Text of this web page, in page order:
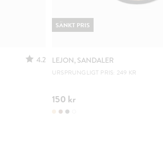
4.2 LEJON, SANDALER
URSPRUNGLIGT PRIS: 249 KR
150 kr
SÄNKT PRIS